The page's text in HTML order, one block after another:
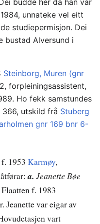
unnateke vel eitt
studiepermisjon. Dei
bustad Alversund i
Steinborg, Muren (gnr
forpleiningsassistent,
Ho fekk samstundes
utskild frå Stuberg
gnr 169 bnr 6-
1953 Karmøy,
a. Jeanette Bøe
f. 1983
Jeanette var eigar av
vart